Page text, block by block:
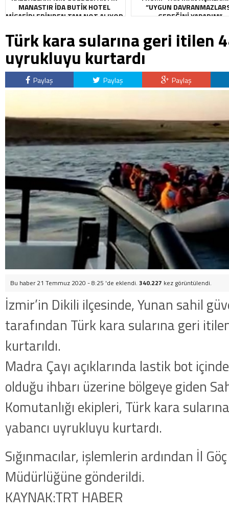
MANASTIR İDA BUTIK HOTEL
MISAFIRLERINDEN TAM NOT ALIYOR
“UYGUN
GEREĞINI YAPARIM”
Türk kara sularına geri itilen
uyrukluyu kurtardı
Paylaş Paylaş Paylaş
Bu haber 21 Temmuz 2020 - 8:25 'de eklendi. 340.227 kez görüntülendi.
İzmir’in Dikili ilçesinde, Yunan sahil
tarafından Türk kara sularına geri
kurtarıldı.
Madra Çayı açıklarında lastik bot
olduğu ihbarı üzerine bölgeye giden
Komutanlığı ekipleri, Türk kara
yabancı uyrukluyu kurtardı.
Sığınmacılar, işlemlerin ardından İl
Müdürlüğüne gönderildi.
KAYNAK:TRT HABER